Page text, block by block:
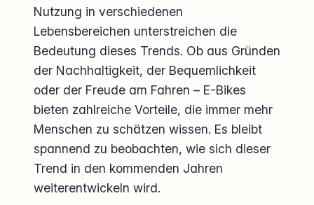
Nutzung in verschiedenen
Lebensbereichen unterstreichen die
Bedeutung dieses Trends. Ob aus Gründen
der Nachhaltigkeit, der Bequemlichkeit
oder der Freude am Fahren – E-Bikes
bieten zahlreiche Vorteile, die immer mehr
Menschen zu schätzen wissen. Es bleibt
spannend zu beobachten, wie sich dieser
Trend in den kommenden Jahren
weiterentwickeln wird.